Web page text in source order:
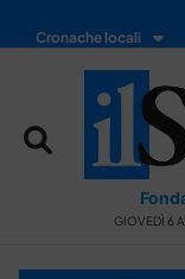
Cronache locali
GIOVEDÌ 6